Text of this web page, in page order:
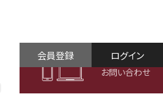
お問い合わせ
ログイン
会員登録